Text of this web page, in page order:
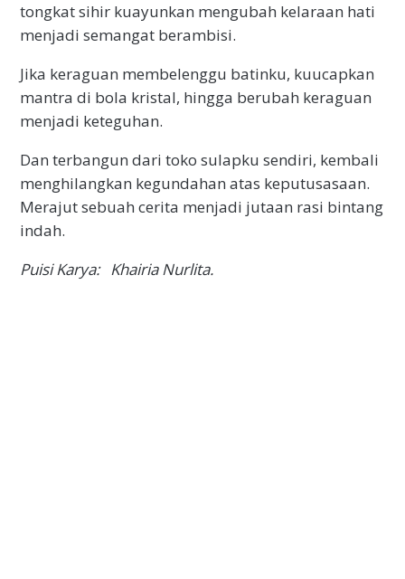
tongkat sihir kuayunkan mengubah kelaraan hati
menjadi semangat berambisi.
Jika keraguan membelenggu batinku, kuucapkan
mantra di bola kristal, hingga berubah keraguan
menjadi keteguhan.
Dan terbangun dari toko sulapku sendiri, kembali
menghilangkan kegundahan atas keputusasaan.
Merajut sebuah cerita menjadi jutaan rasi bintang
indah.
Puisi Karya: Khairia Nurlita.